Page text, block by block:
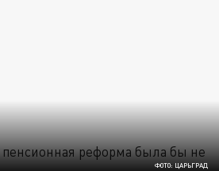
ФОТО: ЦАРЬГРАД